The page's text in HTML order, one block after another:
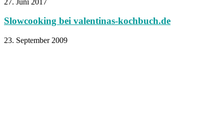
Slowcooking bei valentinas-kochbuch.de
23. September 2009